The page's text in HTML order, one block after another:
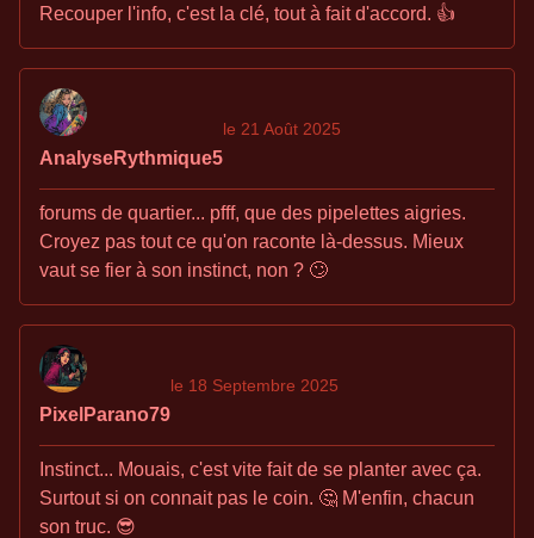
Recouper l'info, c'est la clé, tout à fait d'accord. 👍
AnalyseRythmique5
le 21 Août 2025
forums de quartier... pfff, que des pipelettes aigries.
Croyez pas tout ce qu'on raconte là-dessus. Mieux
vaut se fier à son instinct, non ? 🙄
PixelParano79
le 18 Septembre 2025
Instinct... Mouais, c'est vite fait de se planter avec ça.
Surtout si on connait pas le coin. 🤔 M'enfin, chacun
son truc. 😎